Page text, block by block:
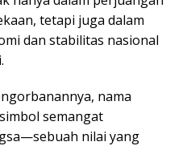
tetapi juga dalam
dan stabilitas nasional
nama
semangat
nilai yang